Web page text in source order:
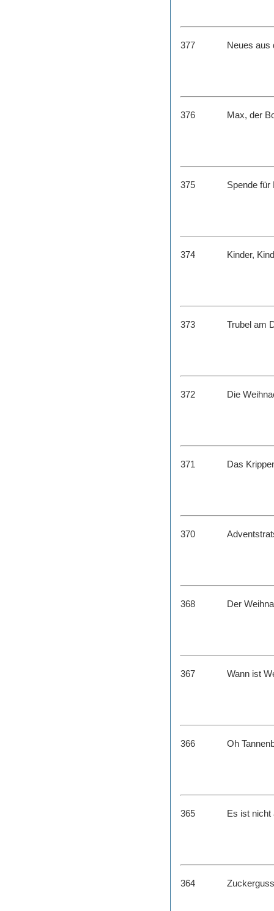
377 Neues aus
376 Max, der
375 Spende für
374 Kinder,
373 Trubel am
372 Die
371 Das
370
368 Der
367 Wann ist
366 Oh
365 Es ist nicht
364